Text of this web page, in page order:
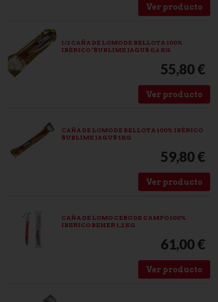
Ver producto
1/2 CAÑA DE LOMO DE BELLOTA 100%
IBÉRICO "SUBLIME JAGUS 0,6 KG
55,80 €
Ver producto
CAÑA DE LOMO DE BELLOTA 100% IBÉRICO
SUBLIME JAGUS 1KG
59,80 €
Ver producto
CAÑA DE LOMO CEBO DE CAMPO 100%
IBERICO BEHER 1,2 KG
61,00 €
Ver producto